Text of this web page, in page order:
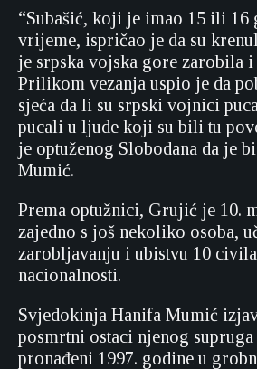
“Subašić, koji je imao 15 ili 16
vrijeme, ispričao je da su
je srpska vojska gore zarobila i
Prilikom vezanja uspio je da
sjeća da li su srpski vojnici
pucali u ljude koji su bili tu
je optuženog Slobodana da je
Mumić.
Prema optužnici, Grujić je 10.
zajedno s još nekoliko osoba,
zarobljavanju i ubistvu 10
nacionalnosti.
Svjedokinja Hanifa Mumić
posmrtni ostaci njenog
pronađeni 1997. godine u